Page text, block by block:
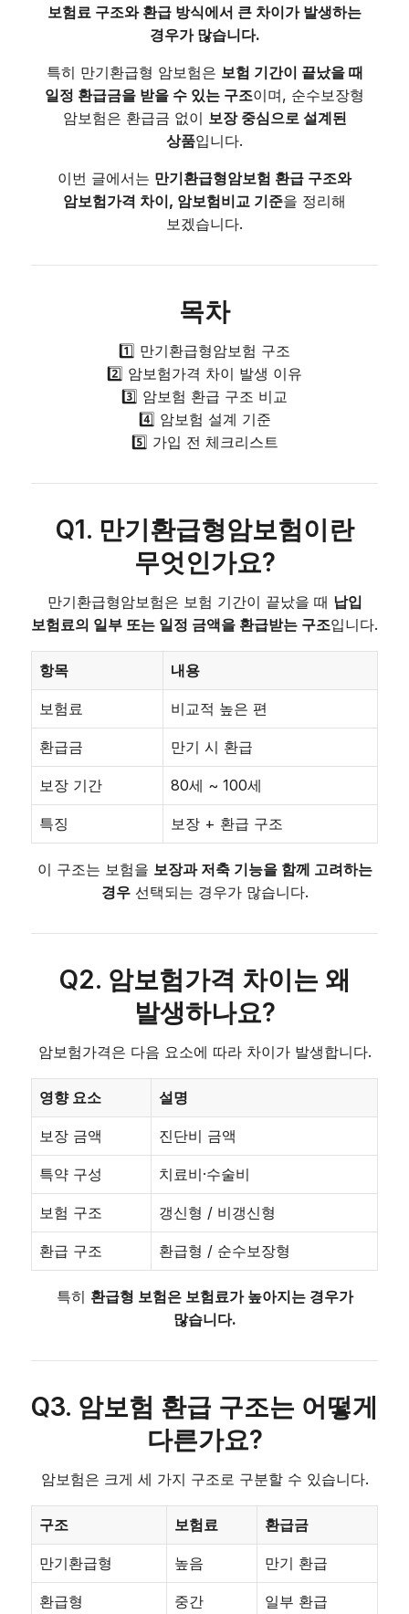
보험료 구조와 환급 방식에서 큰 차이가 발생하는
경우가 많습니다.
특히 만기환급형 암보험은 보험 기간이 끝났을 때
일정 환급금을 받을 수 있는 구조이며, 순수보장형
암보험은 환급금 없이 보장 중심으로 설계된
상품입니다.
이번 글에서는 만기환급형암보험 환급 구조와
암보험가격 차이, 암보험비교 기준을 정리해
보겠습니다.
목차
1️⃣ 만기환급형암보험 구조
2️⃣ 암보험가격 차이 발생 이유
3️⃣ 암보험 환급 구조 비교
4️⃣ 암보험 설계 기준
5️⃣ 가입 전 체크리스트
Q1. 만기환급형암보험이란
무엇인가요?
만기환급형암보험은 보험 기간이 끝났을 때 납입
보험료의 일부 또는 일정 금액을 환급받는 구조입니다.
항목 내용
보험료 비교적 높은 편
환급금 만기 시 환급
보장 기간 80세 ~ 100세
특징 보장 + 환급 구조
이 구조는 보험을 보장과 저축 기능을 함께 고려하는
경우선택되는 경우가 많습니다.
Q2. 암보험가격 차이는 왜
발생하나요?
암보험가격은 다음 요소에 따라 차이가 발생합니다.
영향 요소 설명
보장 금액 진단비 금액
특약 구성 치료비·수술비
보험 구조 갱신형 / 비갱신형
환급 구조 환급형 / 순수보장형
특히 환급형 보험은 보험료가 높아지는 경우가
많습니다.
Q3. 암보험 환급 구조는 어떻게
다른가요?
암보험은 크게 세 가지 구조로 구분할 수 있습니다.
구조 보험료 환급금
만기환급형 높음 만기 환급
환급형 중간 일부 환급